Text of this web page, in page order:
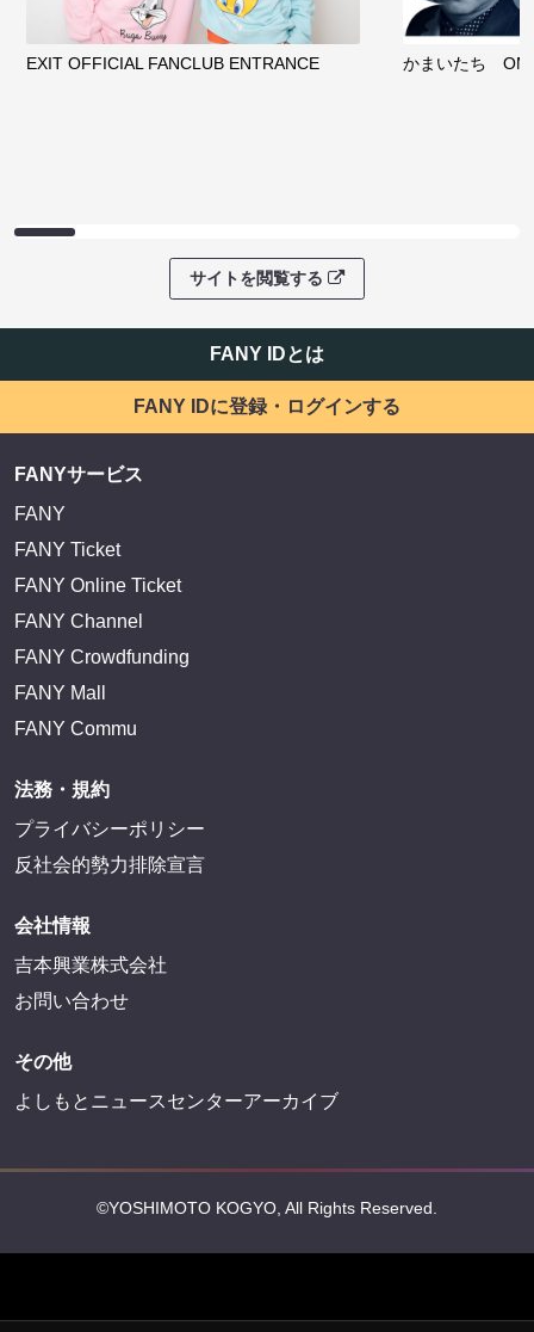
EXIT OFFICIAL FANCLUB ENTRANCE かまいたち
サイトを閲覧する
FANY IDとは
FANY IDに登録・ログインする
FANYサービス
FANY
FANY Ticket
FANY Online Ticket
FANY Channel
FANY Crowdfunding
FANY Mall
FANY Commu
法務・規約
プライバシーポリシー
反社会的勢力排除宣言
会社情報
吉本興業株式会社
お問い合わせ
その他
よしもとニュースセンターアーカイブ
©YOSHIMOTO KOGYO, All Rights Reserved.